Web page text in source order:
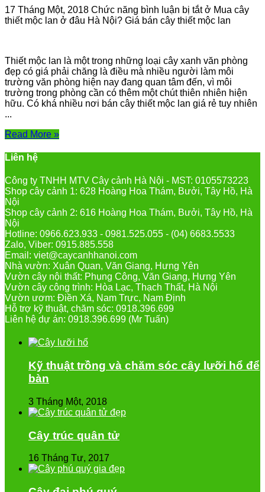
17 Tháng Một, 2018 Chức năng bình luận bị tắtở Mua cây
thiết mộc lan ở đâu Hà Nội? Giá bán cây thiết mộc lan
Thiết mộc lan là một trong những loại cây xanh văn phòng
đẹp có giá phải chăng là điều mà nhiều người làm môi
trường văn phòng hiện nay đang quan tâm đến, vì môi
trường trong phòng cần có thêm một chút thiên nhiên hiện
hữu. Có khá nhiều nơi bán cây thiết mộc lan giá rẻ tuy nhiên
...
Read More »
Liên hệ
Công ty TNHH MTV Cây cảnh Hà Nội - MST: 0105573223
Shop cây cảnh 1: 628 Hoàng Hoa Thám, Bưởi, Tây Hồ, Hà
Nội
Shop cây cảnh 2: 616 Hoàng Hoa Thám, Bưởi, Tây Hồ, Hà
Nội
Hotline: 0966.623.933 - 0981.525.055 - (04) 6683.5533
Zalo, Viber: 0915.885.558
Email: viet@caycanhhanoi.com
Nhà vườn: Xuân Quan, Văn Giang, Hưng Yên
Vườn cây nội thất: Phụng Công, Văn Giang, Hưng Yên
Vườn cây công trình: Hòa Lạc, Thạch Thất, Hà Nội
Vườn ươm: Điền Xá, Nam Trực, Nam Định
Hỗ trợ kỹ thuật, chăm sóc: 0918.396.699
Liên hệ dự án: 0918.396.699 (Mr Tuấn)
Kỹ thuật trồng và chăm sóc cây lưỡi hổ để
bàn
3 Tháng Một, 2018
Cây trúc quân tử
16 Tháng Tư, 2017